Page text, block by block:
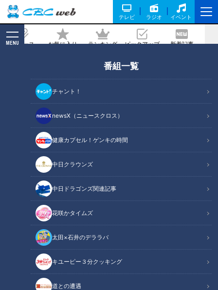
テレビ ラジオ イベント
ニュース お気に入り ランキング ピックアップ 新着記事
MENU
番組一覧
チャント！
newsX（ニュースクロス）
健康カプセル！ゲンキの時間
中日クラウンズ
中日ドラゴンズ関連記事
花咲かタイムズ
太田×石井のデララバ
キユーピー３分クッキング
道との遭遇
で焼けた瓦礫の捨て場となった川 大阪
の歴史を紐解く川の痕跡とは
2023/12/18 17:50
画像：CBCテレビ『道との遭遇』
道との遭遇